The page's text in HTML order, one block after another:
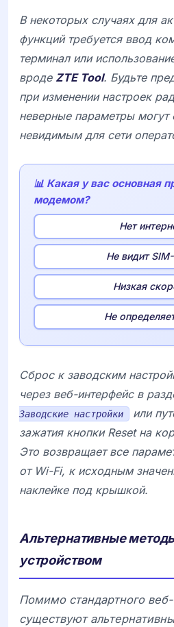
В некоторых случаях для
функций требуется ввод
терминал или
вроде ZTE Tool. Будьте
при изменении настроек
неверные параметры могут
невидимым для сети
📊 Какая у вас основная
модемом?
Нет
Не видит
Низкая
Не
Сброс к заводским
через веб-интерфейс в
Заводские настройки
или
зажатия кнопки Reset на
Это возвращает все
от Wi-Fi, к исходным
наклейке под крышкой.
Альтернативные
устройством
Помимо стандартного
существуют